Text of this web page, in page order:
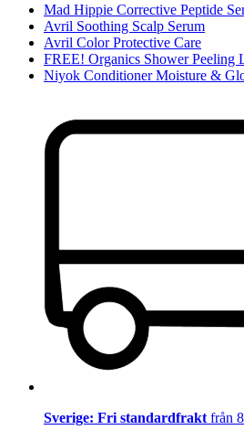
Mad Hippie Corrective Peptide
Avril Soothing Scalp Serum
Avril Color Protective Care
FREE! Organics Shower Peeling
Niyok Conditioner Moisture &
Sverige: Fri standardfrakt från